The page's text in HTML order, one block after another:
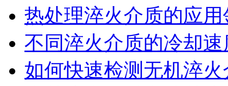
热处理淬火介质的应用
不同淬火介质的冷却速
如何快速检测无机淬火